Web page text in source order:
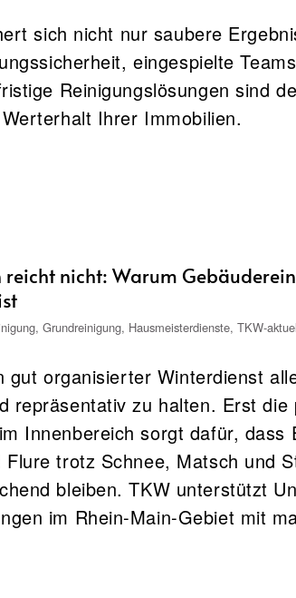
sich nicht nur saubere
eingespielte
Reinigungslösungen sind
Ihrer Immobilien.
nicht: Warum
, Grundreinigung, Hausmeisterdienste, TKW-
gut organisierter Winterdienst
repräsentativ zu halten. Erst die
Innenbereich sorgt dafür, dass
Flure trotz Schnee, Matsch und
bleiben. TKW unterstützt
im Rhein-Main-Gebiet mit